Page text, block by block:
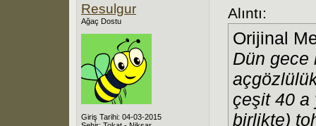
Resulgur
Ağaç Dostu
Giriş Tarihi: 04-03-2015
Alıntı:
Orijinal
Dün gece
çeşit 40 a
birlikte)